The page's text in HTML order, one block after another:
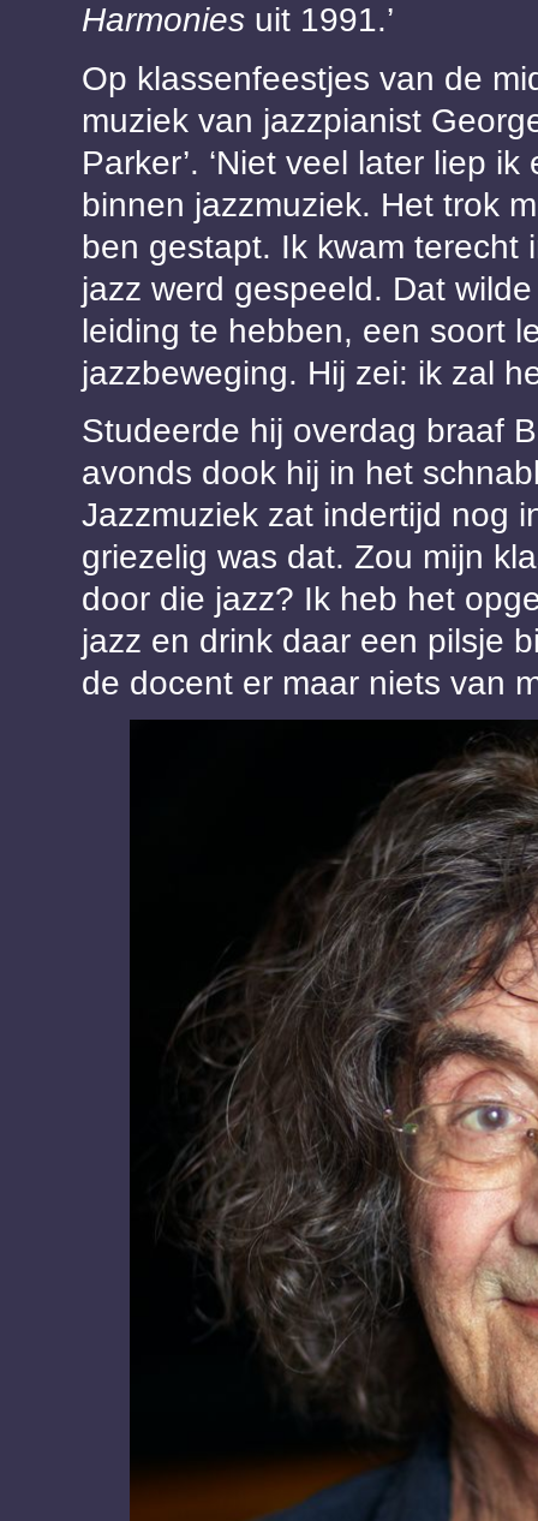
Harmonies uit 1991.’
Op klassenfeestjes van de
muziek van jazzpianist
Parker’. ‘Niet veel later liep
binnen jazzmuziek. Het trok
ben gestapt. Ik kwam terecht
jazz werd gespeeld. Dat
leiding te hebben, een soort
jazzbeweging. Hij zei: ik zal
Studeerde hij overdag braaf
avonds dook hij in het
Jazzmuziek zat indertijd nog
griezelig was dat. Zou mijn
door die jazz? Ik heb het
jazz en drink daar een pilsje
de docent er maar niets van